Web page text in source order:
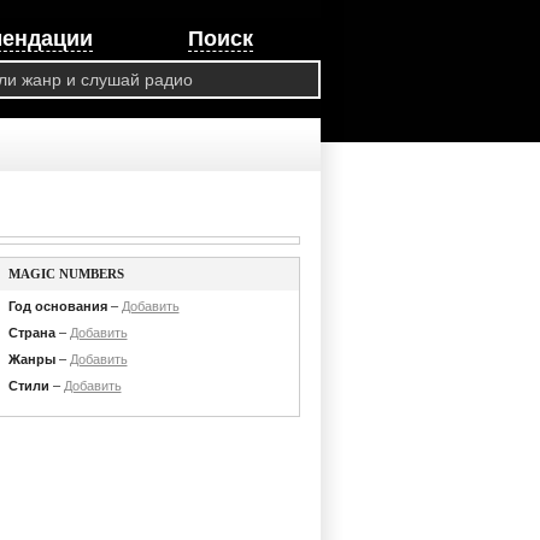
Поиск
MAGIC NUMBERS
Год основания– Добавить
Страна– Добавить
Жанры– Добавить
Стили – Добавить